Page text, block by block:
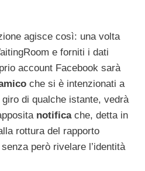
agisce così: una volta
e forniti i dati
account Facebook sarà
che si è intenzionati a
di qualche istante, vedrà
notificache, detta in
rottura del rapporto
però rivelare l’identità